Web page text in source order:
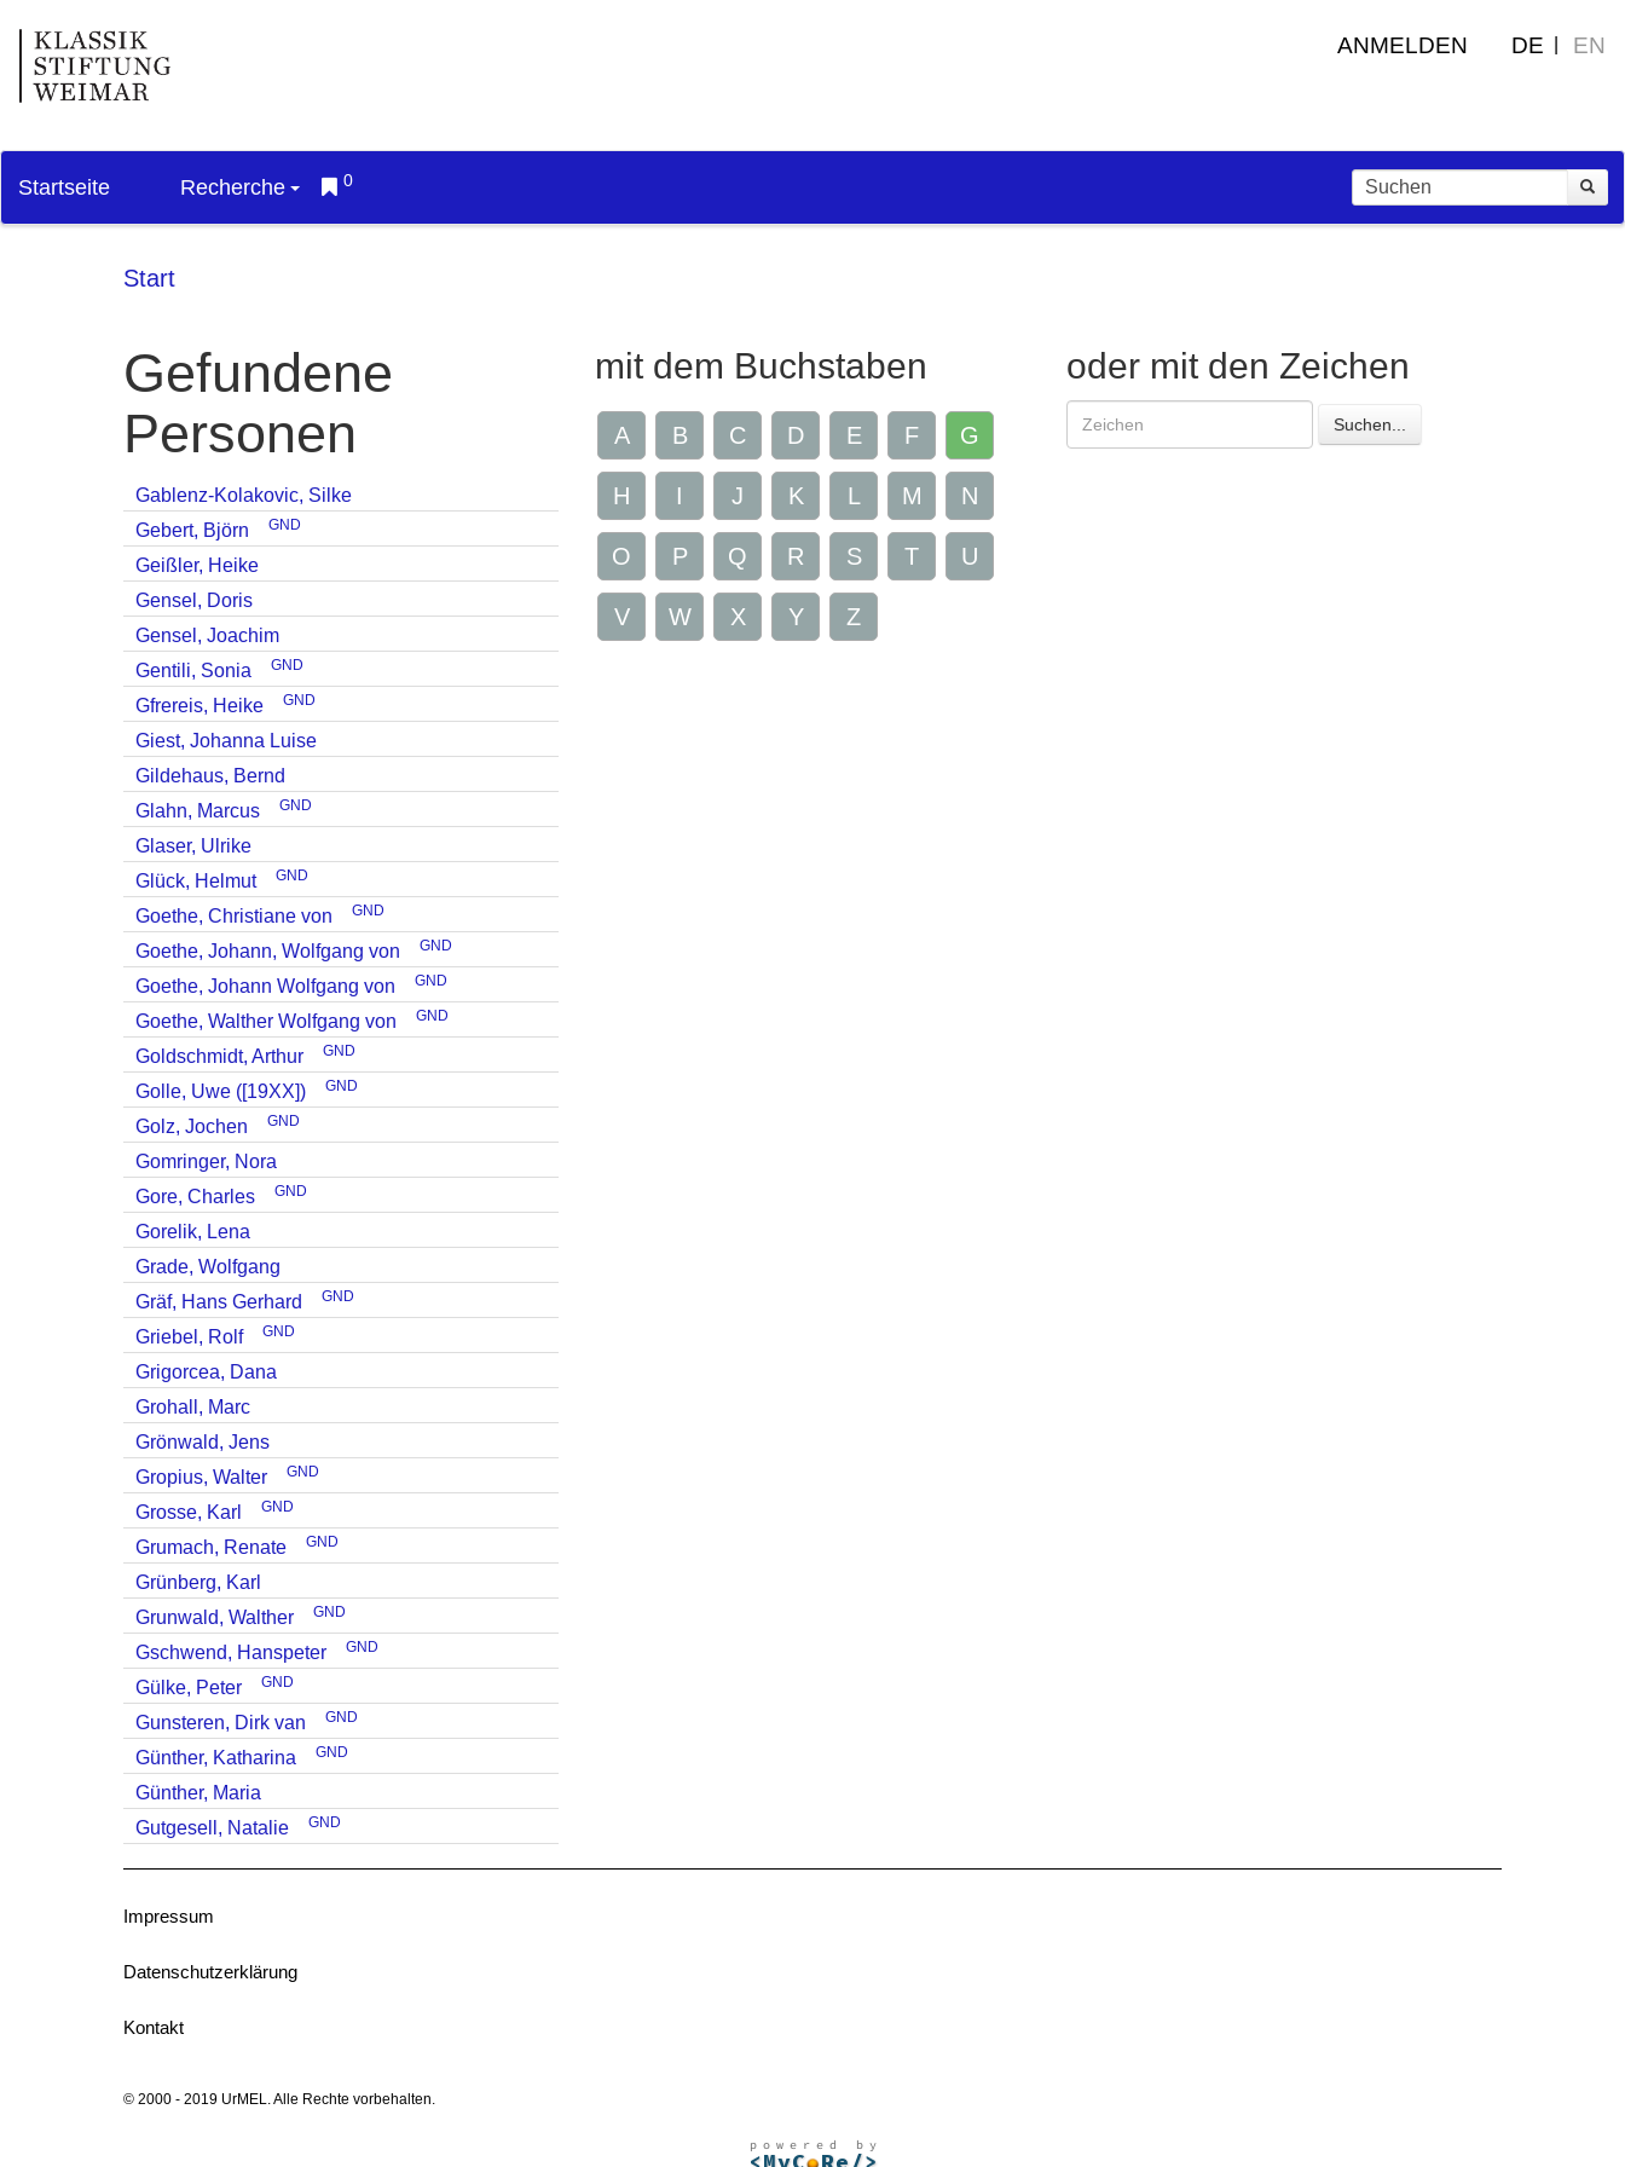
ANMELDEN DE EN
Startseite Recherche 0
Start
Gefundene
Personen
Gablenz-Kolakovic, Silke
Gebert, Björn
GND
Geißler, Heike
Gensel, Doris
Gensel, Joachim
Gentili, Sonia
GND
Gfrereis, Heike GND
Giest, Johanna Luise
Gildehaus, Bernd
Glahn, Marcus
GND
Glaser, Ulrike
Glück, Helmut
GND
Goethe, Christiane von GND
Goethe, Johann, Wolfgang von GND
Goethe, Johann Wolfgang von GND
Goethe, Walther Wolfgang von GND
Goldschmidt, Arthur GND
Golle, Uwe ([19XX]) GND
Golz, Jochen GND
Gomringer, Nora
Gore, Charles
GND
Gorelik, Lena
Grade, Wolfgang
Gräf, Hans Gerhard
GND
Griebel, Rolf GND
Grigorcea, Dana
Grohall, Marc
Grönwald, Jens
Gropius, Walter
GND
Grosse, Karl GND
Grumach, Renate GND
Grünberg, Karl
Grunwald, Walther
GND
Gschwend, Hanspeter GND
Gülke, Peter GND
Gunsteren, Dirk van GND
Günther, Katharina GND
Günther, Maria
Gutgesell, Natalie
GND
mit dem Buchstaben
A B C D E F G
H I J K L M N
O P Q R S T U
V W X Y Z
oder mit den Zeichen
Suchen...
Impressum
Datenschutzerklärung
Kontakt
© 2000 - 2019 UrMEL. Alle Rechte vorbehalten.